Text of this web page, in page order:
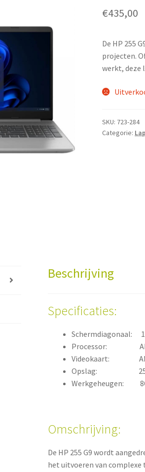
€435,00
De HP 255
projecten.
werkt, deze
SKU: 723-284
Categorie:
Beschrijving
Specificaties:
Schermdiagonaal:
Processor: AMD
Videokaart:
Opslag:
Werkgeheugen:
Omschrijving:
De HP 255 G9 wordt
het uitvoeren van